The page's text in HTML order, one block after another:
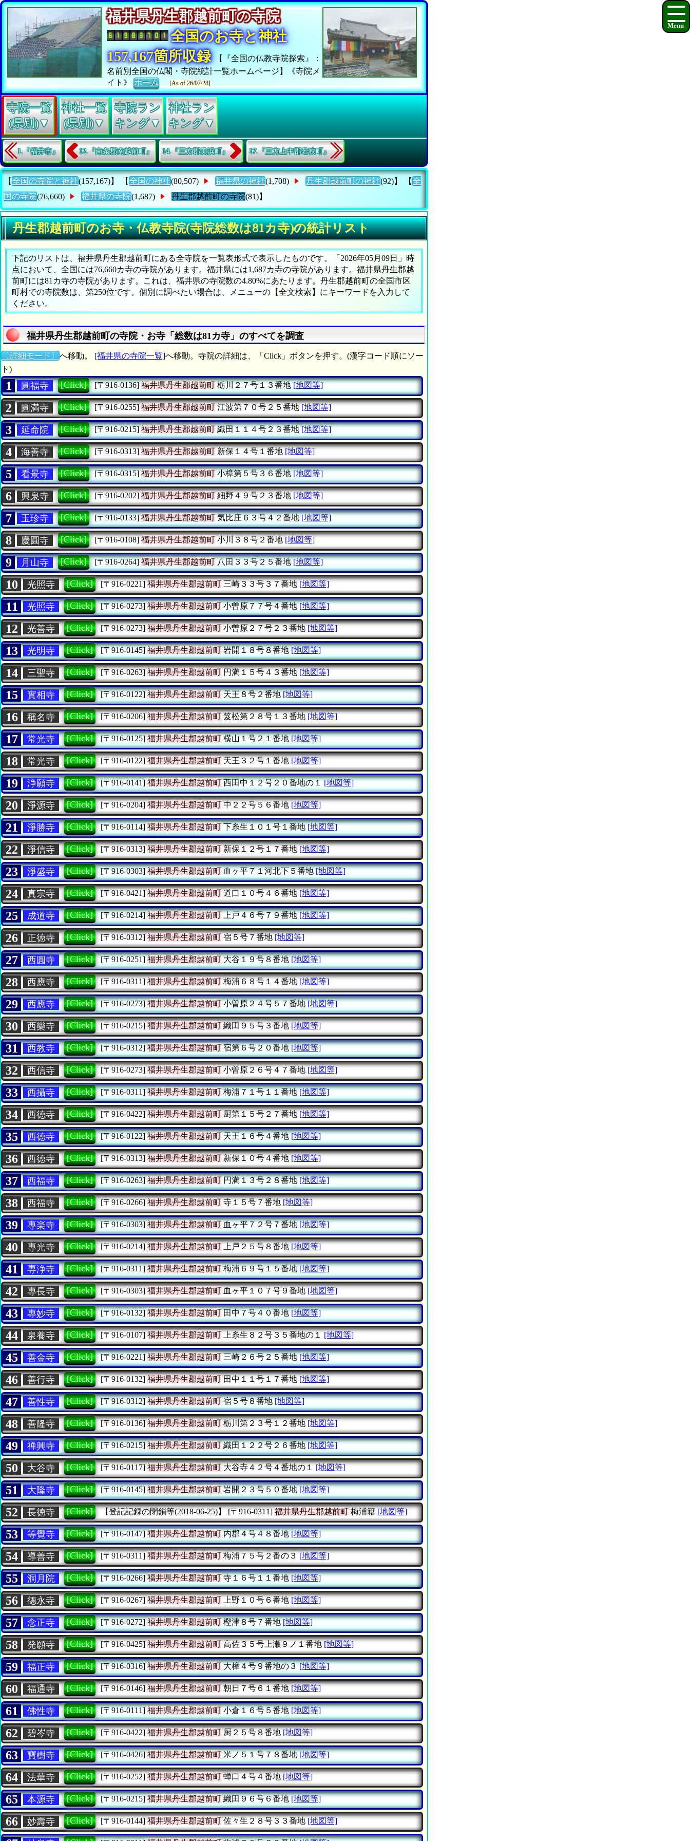
福井県丹生郡越前町の寺院
全国のお寺と神社
157,167箇所収録
【『全国の仏教寺院探索』：
名前別全国の仏閣・寺院統計一覧ホームページ】《寺院メ
イト》ホーム [As of 26/07/28]
寺院一覧
(県別)▼
神社一覧
(県別)▼
寺院ラン
キング▼
神社ラン
キング▼
1.『福井市』 12.『南条郡南越前町』 14.『三方郡美浜町』 17.『三方上中郡若狭町』
【 全国の寺院と神社(157,167)】 【 全国の神社(80,507) 福井県の神社(1,708) 丹生郡越前町の神社(92)】 【 全
国の寺院(76,660) 福井県の寺院(1,687) 丹生郡越前町の寺院(81)】
丹生郡越前町のお寺・仏教寺院(寺院総数は81カ寺)の統計リスト
下記のリストは、福井県丹生郡越前町にある全寺院を一覧表形式で表示したものです。「2026年05月09日」時
点において、全国には76,660カ寺の寺院があります。福井県には1,687カ寺の寺院があります。福井県丹生郡越
前町には81カ寺の寺院があります。これは、福井県の寺院数の4.80%にあたります。丹生郡越前町の全国市区
町村での寺院数は、第250位です。個別に調べたい場合は、メニューの【全文検索】にキーワードを入力して
ください。
福井県丹生郡越前町の寺院・お寺「総数は81カ寺」のすべてを調査
〔詳細モード〕 へ移動。 [福井県の寺院一覧]へ移動。寺院の詳細は、「Click」ボタンを押す。(漢字コード順にソー
ト)
1 圓福寺 [Click] [〒916-0136] 福井県丹生郡越前町栃川２７号１３番地 [地図等]
2 圓満寺 [Click] [〒916-0255] 福井県丹生郡越前町江波第７０号２５番地 [地図等]
3 延命院 [Click] [〒916-0215] 福井県丹生郡越前町織田１１４号２３番地 [地図等]
4 海善寺 [Click] [〒916-0313] 福井県丹生郡越前町新保１４号１番地 [地図等]
5 看景寺 [Click] [〒916-0315] 福井県丹生郡越前町小樟第５号３６番地 [地図等]
6 興泉寺 [Click] [〒916-0202] 福井県丹生郡越前町細野４９号２３番地 [地図等]
7 玉珍寺 [Click] [〒916-0133] 福井県丹生郡越前町気比庄６３号４２番地 [地図等]
8 慶圓寺 [Click] [〒916-0108] 福井県丹生郡越前町小川３８号２番地 [地図等]
9 月山寺 [Click] [〒916-0264] 福井県丹生郡越前町八田３３号２５番地 [地図等]
10 光照寺 [Click] [〒916-0221] 福井県丹生郡越前町三崎３３号３７番地 [地図等]
11 光照寺 [Click] [〒916-0273] 福井県丹生郡越前町小曽原７７号４番地 [地図等]
12 光善寺 [Click] [〒916-0273] 福井県丹生郡越前町小曽原２７号２３番地 [地図等]
13 光明寺 [Click] [〒916-0145] 福井県丹生郡越前町岩開１８号８番地 [地図等]
14 三聖寺 [Click] [〒916-0263] 福井県丹生郡越前町円満１５号４３番地 [地図等]
15 實相寺 [Click] [〒916-0122] 福井県丹生郡越前町天王８号２番地 [地図等]
16 稱名寺 [Click] [〒916-0206] 福井県丹生郡越前町笈松第２８号１３番地 [地図等]
17 常光寺 [Click] [〒916-0125] 福井県丹生郡越前町横山１号２１番地 [地図等]
18 常光寺 [Click] [〒916-0122] 福井県丹生郡越前町天王３２号１番地 [地図等]
19 浄願寺 [Click] [〒916-0141] 福井県丹生郡越前町西田中１２号２０番地の１ [地図等]
20 淨源寺 [Click] [〒916-0204] 福井県丹生郡越前町中２２号５６番地 [地図等]
21 淨勝寺 [Click] [〒916-0114] 福井県丹生郡越前町下糸生１０１号１番地 [地図等]
22 淨信寺 [Click] [〒916-0313] 福井県丹生郡越前町新保１２号１７番地 [地図等]
23 淨盛寺 [Click] [〒916-0303] 福井県丹生郡越前町血ヶ平７１河北下５番地 [地図等]
24 真宗寺 [Click] [〒916-0421] 福井県丹生郡越前町道口１０号４６番地 [地図等]
25 成道寺 [Click] [〒916-0214] 福井県丹生郡越前町上戸４６号７９番地 [地図等]
26 正徳寺 [Click] [〒916-0312] 福井県丹生郡越前町宿５号７番地 [地図等]
27 西圓寺 [Click] [〒916-0251] 福井県丹生郡越前町大谷１９号８番地 [地図等]
28 西應寺 [Click] [〒916-0311] 福井県丹生郡越前町梅浦６８号１４番地 [地図等]
29 西應寺 [Click] [〒916-0273] 福井県丹生郡越前町小曽原２４号５７番地 [地図等]
30 西樂寺 [Click] [〒916-0215] 福井県丹生郡越前町織田９５号３番地 [地図等]
31 西教寺 [Click] [〒916-0312] 福井県丹生郡越前町宿第６号２０番地 [地図等]
32 西信寺 [Click] [〒916-0273] 福井県丹生郡越前町小曽原２６号４７番地 [地図等]
33 西攝寺 [Click] [〒916-0311] 福井県丹生郡越前町梅浦７１号１１番地 [地図等]
34 西徳寺 [Click] [〒916-0422] 福井県丹生郡越前町厨第１５号２７番地 [地図等]
35 西徳寺 [Click] [〒916-0122] 福井県丹生郡越前町天王１６号４番地 [地図等]
36 西徳寺 [Click] [〒916-0313] 福井県丹生郡越前町新保１０号４番地 [地図等]
37 西福寺 [Click] [〒916-0263] 福井県丹生郡越前町円満１３号２８番地 [地図等]
38 西福寺 [Click] [〒916-0266] 福井県丹生郡越前町寺１５号７番地 [地図等]
39 專楽寺 [Click] [〒916-0303] 福井県丹生郡越前町血ヶ平７２号７番地 [地図等]
40 專光寺 [Click] [〒916-0214] 福井県丹生郡越前町上戸２５号８番地 [地図等]
41 専浄寺 [Click] [〒916-0311] 福井県丹生郡越前町梅浦６９号１５番地 [地図等]
42 專長寺 [Click] [〒916-0303] 福井県丹生郡越前町血ヶ平１０７号９番地 [地図等]
43 專妙寺 [Click] [〒916-0132] 福井県丹生郡越前町田中７号４０番地 [地図等]
44 泉養寺 [Click] [〒916-0107] 福井県丹生郡越前町上糸生８２号３５番地の１ [地図等]
45 善金寺 [Click] [〒916-0221] 福井県丹生郡越前町三崎２６号２５番地 [地図等]
46 善行寺 [Click] [〒916-0132] 福井県丹生郡越前町田中１１号１７番地 [地図等]
47 善性寺 [Click] [〒916-0312] 福井県丹生郡越前町宿５号８番地 [地図等]
48 善隆寺 [Click] [〒916-0136] 福井県丹生郡越前町栃川第２３号１２番地 [地図等]
49 禅興寺 [Click] [〒916-0215] 福井県丹生郡越前町織田１２２号２６番地 [地図等]
50 大谷寺 [Click] [〒916-0117] 福井県丹生郡越前町大谷寺４２号４番地の１ [地図等]
51 大隆寺 [Click] [〒916-0145] 福井県丹生郡越前町岩開２３号５０番地 [地図等]
52 長徳寺 [Click] 【登記記録の閉鎖等(2018-06-25)】 [〒916-0311] 福井県丹生郡越前町梅浦籍 [地図等]
53 等覺寺 [Click] [〒916-0147] 福井県丹生郡越前町内郡４号４８番地 [地図等]
54 導善寺 [Click] [〒916-0311] 福井県丹生郡越前町梅浦７５号２番の３ [地図等]
55 洞月院 [Click] [〒916-0266] 福井県丹生郡越前町寺１６号１１番地 [地図等]
56 德永寺 [Click] [〒916-0267] 福井県丹生郡越前町上野１０号６番地 [地図等]
57 念正寺 [Click] [〒916-0272] 福井県丹生郡越前町樫津８号７番地 [地図等]
58 発願寺 [Click] [〒916-0425] 福井県丹生郡越前町高佐３５号上瀬９ノ１番地 [地図等]
59 福正寺 [Click] [〒916-0316] 福井県丹生郡越前町大樟４号９番地の３ [地図等]
60 福通寺 [Click] [〒916-0146] 福井県丹生郡越前町朝日７号６１番地 [地図等]
61 佛性寺 [Click] [〒916-0111] 福井県丹生郡越前町小倉１６号５番地 [地図等]
62 碧岑寺 [Click] [〒916-0422] 福井県丹生郡越前町厨２５号８番地 [地図等]
63 寶樹寺 [Click] [〒916-0426] 福井県丹生郡越前町米ノ５１号７８番地 [地図等]
64 法華寺 [Click] [〒916-0252] 福井県丹生郡越前町蝉口４号４番地 [地図等]
65 本源寺 [Click] [〒916-0215] 福井県丹生郡越前町織田９６号６番地 [地図等]
66 妙壽寺 [Click] [〒916-0144] 福井県丹生郡越前町佐々生２８号３３番地 [地図等]